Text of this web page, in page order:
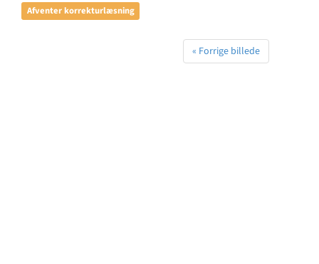
Afventer korrekturlæsning
« Forrige billede